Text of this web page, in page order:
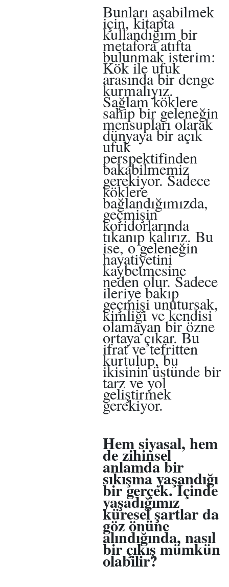
Bunları aşabilmek
için, kitapta
kullandığım bir
metafora atıfta
bulunmak isterim:
Kök ile ufuk
arasında bir denge
kurmalıyız.
Sağlam köklere
sahip bir geleneğin
mensupları olarak
dünyaya bir açık
ufuk
perspektifinden
bakabilmemiz
gerekiyor. Sadece
köklere
bağlandığımızda,
geçmişin
koridorlarında
tıkanıp kalırız. Bu
ise, o geleneğin
hayatiyetini
kaybetmesine
neden olur. Sadece
ileriye bakıp
geçmişi unutursak,
kimliği ve kendisi
olamayan bir özne
ortaya çıkar. Bu
ifrat ve tefritten
kurtulup, bu
ikisinin üstünde bir
tarz ve yol
geliştirmek
gerekiyor.
Hem siyasal, hem
de zihinsel
anlamda bir
sıkışma yaşandığı
bir gerçek. İçinde
yaşadığımız
küresel şartlar da
göz önüne
alındığında, nasıl
bir çıkış mümkün
olabilir?